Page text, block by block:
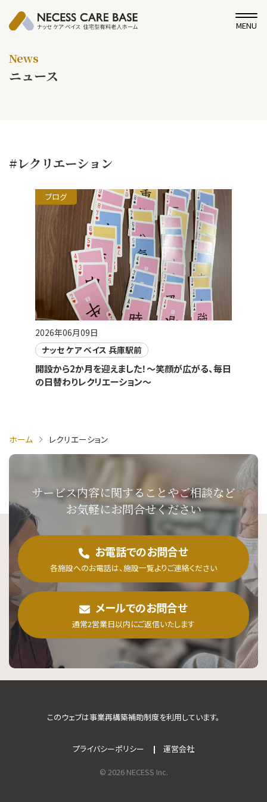
MENU
News
ニュース
#レクリエーション
ブログ
2026年06月09日
ナッセ ケア ベイス 兵庫駅前
開設から2か月を迎えました！～笑顔が広がる、毎日
の日替わりレクリエーション～
ホーム レクリエーション
サービス内容に関することやご相談など
お気軽にお問合せください
お電話でのお問合せ
各施設へのお電話は、施設一覧よりご連絡ください
メールでのお問合せ
通常2営業日以内にご返信いたします
このウェブは事業再構築補助制度を利用しています。
プライバシーポリシー 運営会社
© 2026 NECESS Inc.